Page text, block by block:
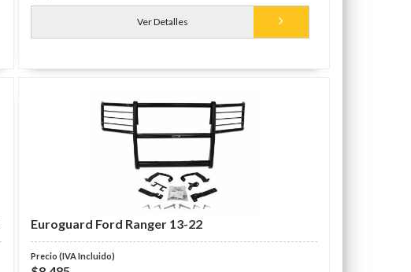
Ver Detalles
Euroguard Ford Ranger 13-22